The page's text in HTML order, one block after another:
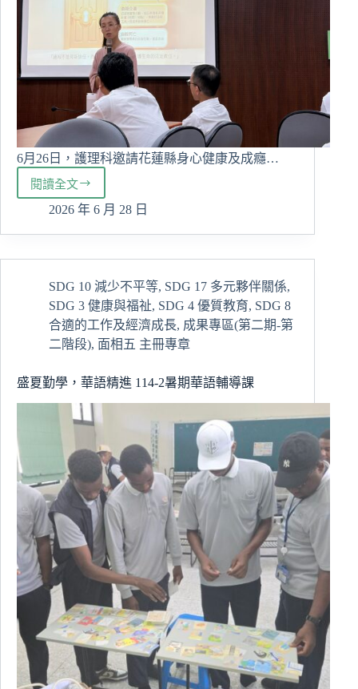
學
生
向
世
6月26日，護理科邀請花蓮縣身心健康及成癮…
閱讀全文
護
理
手
業
心
理
師‧
升
教
危
機
辨
識
與
陪
力
2026 年 6 月 28 日
SDG 10 減少不平等, SDG 17 多元夥伴關係,
SDG 3 健康與福祉, SDG 4 優質教育, SDG 8
合適的工作及經濟成長, 成果專區(第二期-第
二階段), 面相五 主冊專章
盛夏勤學，華語精進 114-2暑期華語輔導課